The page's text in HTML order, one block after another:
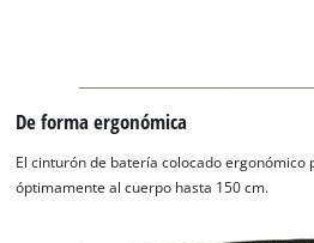
De forma ergonómica
El cinturón de batería colocado ergonómico
óptimamente al cuerpo hasta 150 cm.